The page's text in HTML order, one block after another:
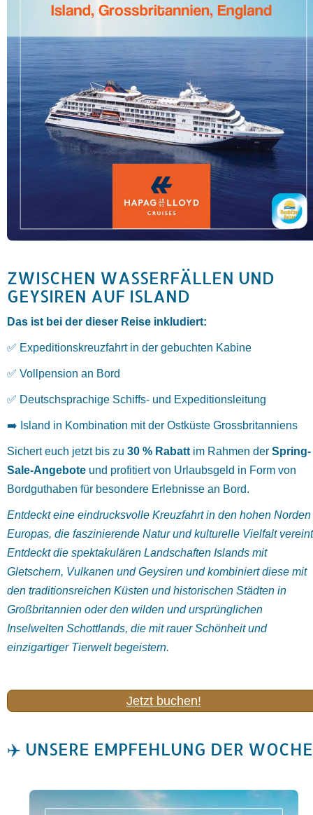
ZWISCHEN WASSERFÄLLEN UND
GEYSIREN AUF ISLAND
Das ist bei der dieser Reise inkludiert:
✅ Expeditionskreuzfahrt in der gebuchten Kabine
✅ Vollpension an Bord
✅ Deutschsprachige Schiffs- und Expeditionsleitung
➡️ Island in Kombination mit der Ostküste Grossbritanniens
Sicherteuch jetzt bis zu 30 % Rabatt im Rahmen der Spring-
Sale-Angebote und profitiertvon Urlaubsgeld in Form von
Bordguthaben für besondere Erlebnisse an Bord.
Entdeckteine eindrucksvolle Kreuzfahrtin den hohen Norden
Europas, die faszinierende Naturundkulturelle Vielfalt
Entdecktdie spektakulären Landschaften Islands mit
Gletschern, Vulkanen undGeysiren undkombiniertdiese mit
den traditionsreichen Küsten undhistorischen Städten in
Großbritannien oder den wilden undursprünglichen
Inselwelten Schottlands, die mit rauer Schönheit und
einzigartiger Tierwelt begeistern.
Jetzt buchen!
✈️ UNSERE EMPFEHLUNG DER WOCHE